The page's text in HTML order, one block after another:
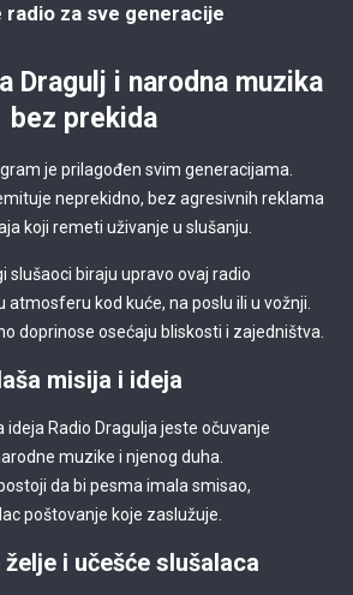
radio za sve generacije
Dragulj i narodna muzika
bez prekida
je prilagođen svim generacijama.
neprekidno, bez agresivnih reklama
koji remeti uživanje u slušanju.
slušaoci biraju upravo ovaj radio
atmosferu kod kuće, na poslu ili u vožnji.
doprinose osećaju bliskosti i zajedništva.
misija i ideja
ideja Radio Dragulja jeste očuvanje
muzike i njenog duha.
da bi pesma imala smisao,
poštovanje koje zaslužuje.
i učešće slušalaca